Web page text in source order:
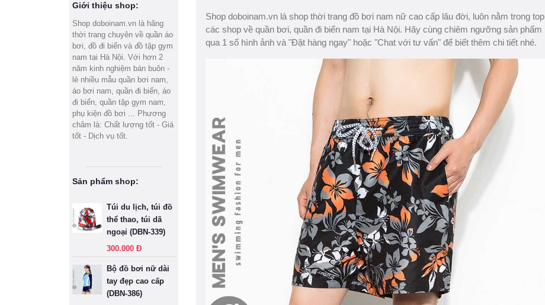
Giới thiệu shop:
Shop doboinam.vn là hãng
thời trang chuyên về quần áo
bơi, đồ đi biển và đồ tập gym
nam tại Hà Nội. Với hơn 2
năm kinh nghiệm bán buôn -
lẻ nhiều mẫu quần bơi nam,
áo bơi nam, quần đi biển, áo
đi biển, quần tập gym nam,
phụ kiện đồ bơi ... Phương
châm là: Chất lượng tốt - Giá
tốt - Dịch vụ tốt.
Sản phẩm shop:
Túi du lịch, túi đồ
thể thao, túi dã
ngoại (DBN-339)
300.000 Đ
Bộ đồ bơi nữ dài
tay đẹp cao cấp
(DBN-386)
Shop doboinam.vn là shop thời trang đồ bơi nam nữ cao cấp lâu đời, luôn nằm trong top
các shop về quần bơi, quần đi biển nam tại Hà Nội. Hãy cùng chiêm ngưỡng sản phẩm
qua 1 số hình ảnh và "Đặt hàng ngay" hoặc "Chat với tư vấn" để biết thêm chi tiết nhé.